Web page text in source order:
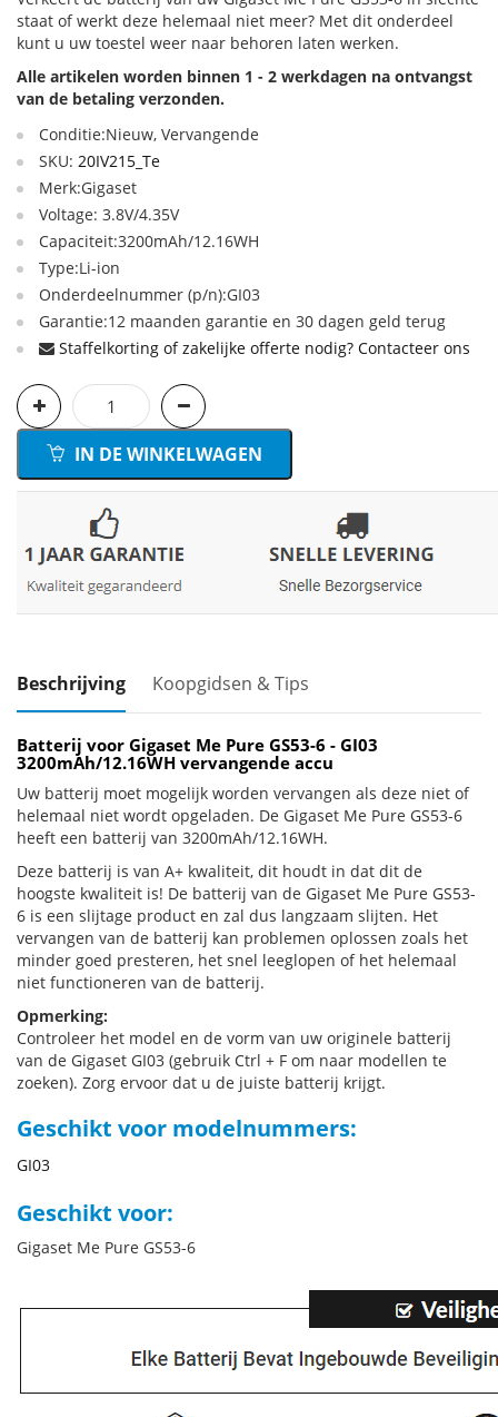
staat of werkt deze helemaal niet meer? Met dit onderdeel
kunt u uw toestel weer naar behoren laten werken.
Alle artikelen worden binnen 1 - 2 werkdagen na ontvangst
van de betaling verzonden.
Conditie:Nieuw, Vervangende
SKU: 20IV215_Te
Merk:Gigaset
Voltage: 3.8V/4.35V
Capaciteit:3200mAh/12.16WH
Type:Li-ion
Onderdeelnummer (p/n):GI03
Garantie:12 maanden garantie en 30 dagen geld terug
Staffelkorting of zakelijke offerte nodig? Contacteer ons
IN DE WINKELWAGEN
Beschrijving Koopgidsen & Tips
Batterij voor Gigaset Me Pure GS53-6 - GI03
3200mAh/12.16WH vervangende accu
Uw batterij moet mogelijk worden vervangen als deze niet of
helemaal niet wordt opgeladen. De Gigaset Me Pure GS53-6
heeft een batterij van 3200mAh/12.16WH.
Deze batterij is van A+ kwaliteit, dit houdt in dat dit de
hoogste kwaliteit is! De batterij van de Gigaset Me Pure GS53-
6 is een slijtage product en zal dus langzaam slijten. Het
vervangen van de batterij kan problemen oplossen zoals het
minder goed presteren, het snel leeglopen of het helemaal
niet functioneren van de batterij.
Opmerking:
Controleer het model en de vorm van uw originele batterij
van de Gigaset GI03 (gebruik Ctrl + F om naar modellen te
zoeken). Zorg ervoor dat u de juiste batterij krijgt.
Geschikt voor modelnummers:
GI03
Geschikt voor:
Gigaset Me Pure GS53-6